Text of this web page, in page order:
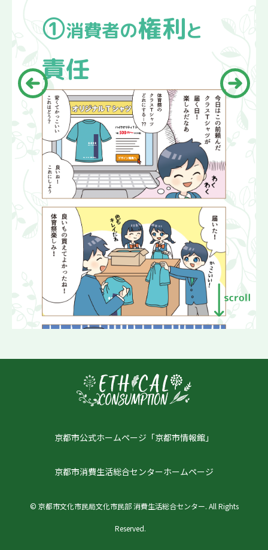
①消費者の権利と
責任
2.消費者市民社会ってな
んだろう？
金銭の管理と購入
学習前チェック！
1.契約ってなに？
2.支払方法とお金の管理
3.消費者トラブル事例
4.製品を安全に使おう
5.情報の収集と発信
消費者、企業、行政
京都市公式ホームページ「京都市情報館」
京都市消費生活総合センターホームページ
© 京都市文化市民局文化市民部 消費生活総合センター. All Rights
Reserved.